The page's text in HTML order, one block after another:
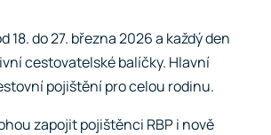
18. do 27. března 2026 a každý den
cestovatelské balíčky. Hlavní
pojištění pro celou rodinu.
zapojit pojištěnci RBP i nově